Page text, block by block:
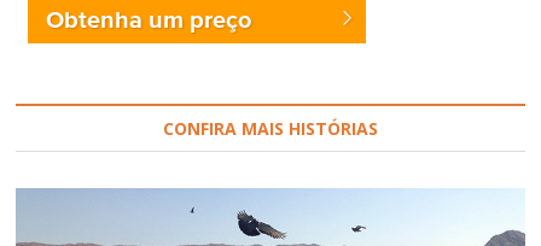
Obtenha um preço
CONFIRA MAIS HISTÓRIAS